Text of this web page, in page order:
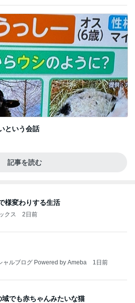
という会話
記事を読む
様変わりする生活
クス 2日前
ャルブログ Powered by Ameba 1日前
域でも赤ちゃんみたいな猫